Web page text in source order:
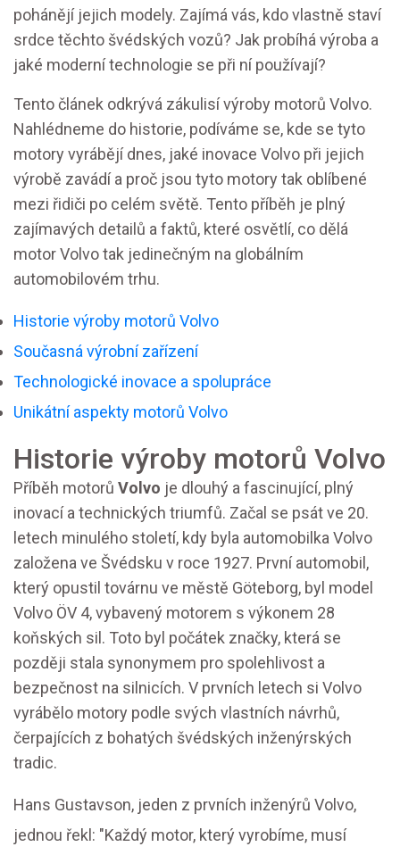
pohánějí jejich modely. Zajímá vás, kdo vlastně staví
srdce těchto švédských vozů? Jak probíhá výroba a
jaké moderní technologie se při ní používají?
Tento článek odkrývá zákulisí výroby motorů Volvo.
Nahlédneme do historie, podíváme se, kde se tyto
motory vyrábějí dnes, jaké inovace Volvo při jejich
výrobě zavádí a proč jsou tyto motory tak oblíbené
mezi řidiči po celém světě. Tento příběh je plný
zajímavých detailů a faktů, které osvětlí, co dělá
motor Volvo tak jedinečným na globálním
automobilovém trhu.
Historie výroby motorů Volvo
Současná výrobní zařízení
Technologické inovace a spolupráce
Unikátní aspekty motorů Volvo
Historie výroby motorů Volvo
Příběh motorů Volvo je dlouhý a fascinující, plný
inovací a technických triumfů. Začal se psát ve 20.
letech minulého století, kdy byla automobilka Volvo
založena ve Švédsku v roce 1927. První automobil,
který opustil továrnu ve městě Göteborg, byl model
Volvo ÖV 4, vybavený motorem s výkonem 28
koňských sil. Toto byl počátek značky, která se
později stala synonymem pro spolehlivost a
bezpečnost na silnicích. V prvních letech si Volvo
vyrábělo motory podle svých vlastních návrhů,
čerpajících z bohatých švédských inženýrských
tradic.
Hans Gustavson, jeden z prvních inženýrů Volvo,
jednou řekl: "Každý motor, který vyrobíme, musí